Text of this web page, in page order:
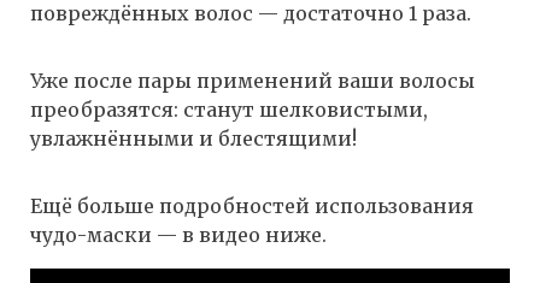
повреждённых волос — достаточно 1 раза.
Уже после пары применений ваши волосы
преобразятся: станут шелковистыми,
увлажнёнными и блестящими!
Ещё больше подробностей использования
чудо-маски — в видео ниже.